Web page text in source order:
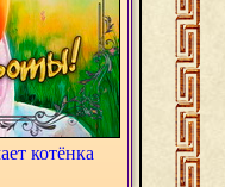
котёнка